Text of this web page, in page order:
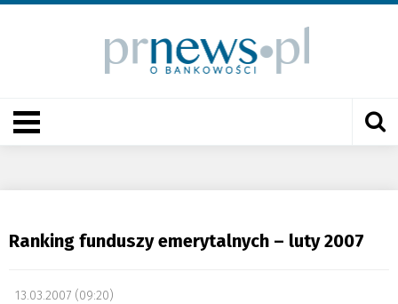
Ranking funduszy emerytalnych – luty 2007
13.03.2007 (09:20)